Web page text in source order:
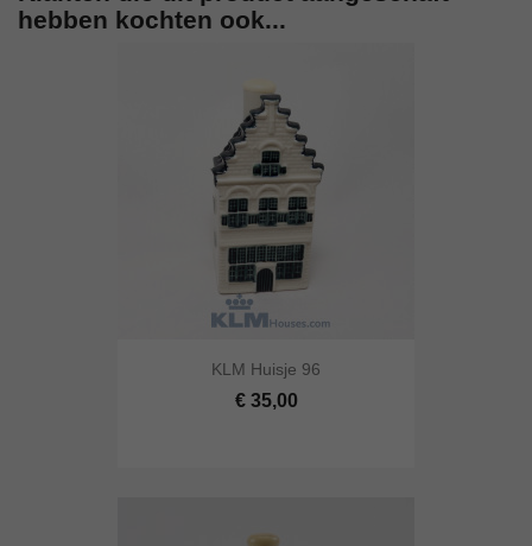
hebben kochten ook...
KLM Huisje 96
€ 35,00